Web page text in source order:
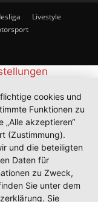
Livestyle
cookies und
Funktionen zu
„Alle akzeptieren“
(Zustimmung).
und die beteiligten
Daten für
zu Zweck,
Sie unter dem
Sie